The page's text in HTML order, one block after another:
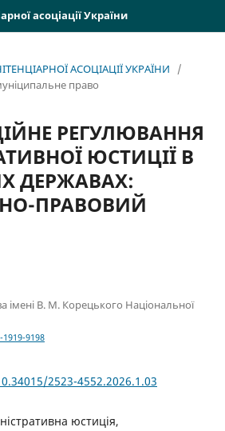
асоціації України
АСОЦІАЦІЇ УКРАЇНИ
/
право
РЕГУЛЮВАННЯ
ЮСТИЦІЇ В
ДЕРЖАВАХ:
ПРАВОВИЙ
імені В. М. Корецького Національної
9198
2523-4552.2026.1.03
юстиція,